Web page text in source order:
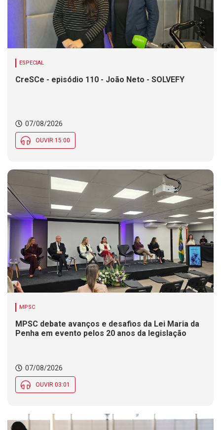
ESPECIAL
CreSCe - episódio 110 - João Neto - SOLVEFY
07/08/2026
OUVIR 15:00
MPSC
MPSC debate avanços e desafios da Lei Maria da
Penha em evento pelos 20 anos da legislação
07/08/2026
OUVIR 03:01